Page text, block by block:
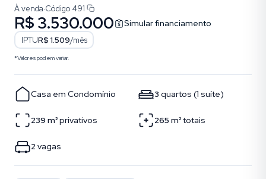
À venda·Código 491
R$ 3.530.000 Simular financiamento
IPTUR$ 1.509/mês
*Valores podem variar.
Casa em Condomínio 3 quartos (1 suíte)
239 m²privativos 265 m²totais
2 vagas